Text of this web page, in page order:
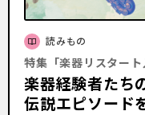
読みもの
特集「楽器リスタート
楽器経験者たち
伝説エピソード